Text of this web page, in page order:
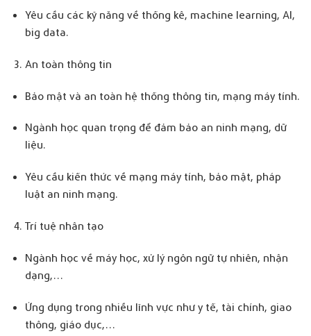
Yêu cầu các kỹ năng về thống kê, machine learning, AI,
big data.
An toàn thông tin
Bảo mật và an toàn hệ thống thông tin, mạng máy tính.
Ngành học quan trọng để đảm bảo an ninh mạng, dữ
liệu.
Yêu cầu kiến thức về mạng máy tính, bảo mật, pháp
luật an ninh mạng.
Trí tuệ nhân tạo
Ngành học về máy học, xử lý ngôn ngữ tự nhiên, nhận
dạng,…
Ứng dụng trong nhiều lĩnh vực như y tế, tài chính, giao
thông, giáo dục,…